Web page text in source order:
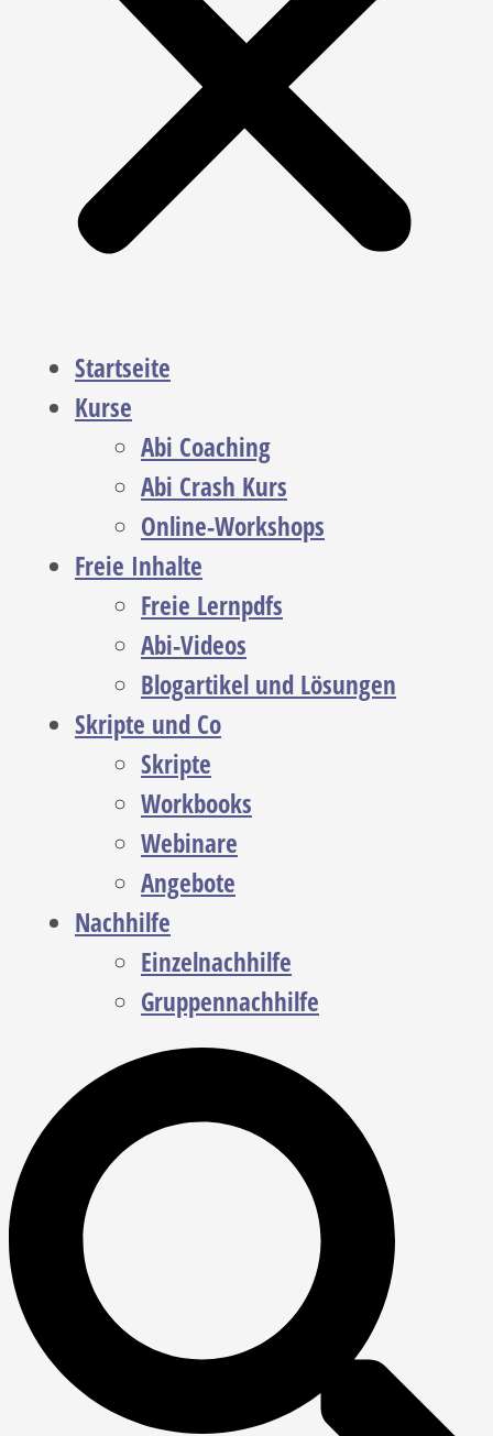
Startseite
Kurse
Abi Coaching
Abi Crash Kurs
Online-Workshops
Freie Inhalte
Freie Lernpdfs
Abi-Videos
Blogartikel und Lösungen
Skripte und Co
Skripte
Workbooks
Webinare
Angebote
Nachhilfe
Einzelnachhilfe
Gruppennachhilfe